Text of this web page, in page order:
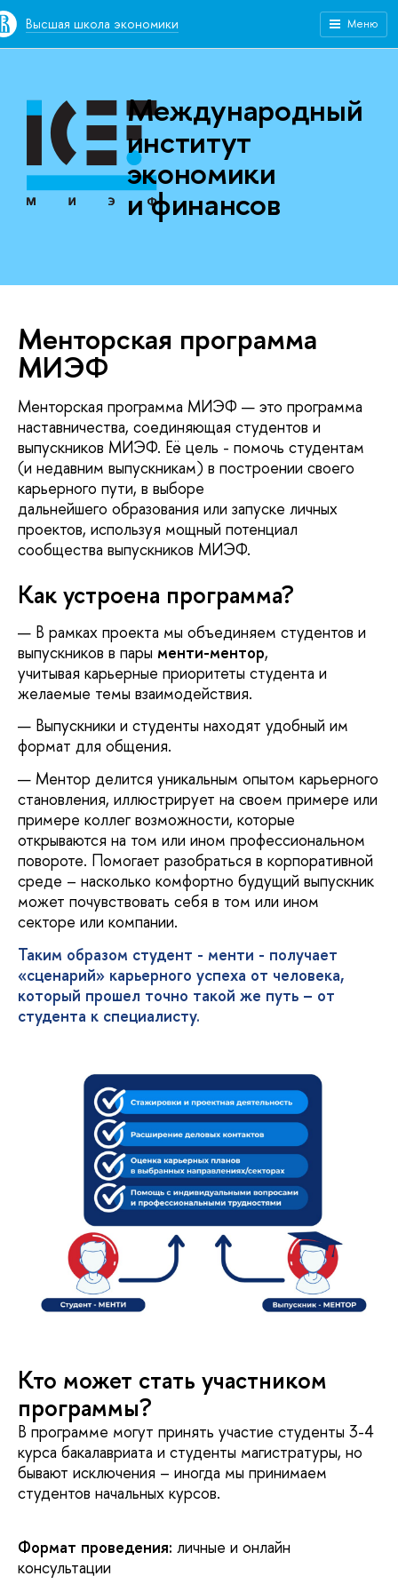
Высшая школа экономики Меню
Международный
институт
экономики
и финансов
Менторская программа
МИЭФ
Менторская программа МИЭФ — это программа
наставничества, соединяющая студентов и
выпускников МИЭФ. Её цель - помочь студентам
(и недавним выпускникам) в построении своего
карьерного пути, в выборе
дальнейшего образования или запуске личных
проектов, используя мощный потенциал
сообщества выпускников МИЭФ.
Как устроена программа?
В рамках проекта мы объединяем студентов и
выпускников в пары менти-ментор,
учитывая карьерные приоритеты студента и
желаемые темы взаимодействия.
Выпускники и студенты находят удобный им
формат для общения.
Ментор делится уникальным опытом карьерного
становления, иллюстрирует на своем примере или
примере коллег возможности, которые
открываются на том или ином профессиональном
повороте. Помогает разобраться в корпоративной
среде – насколько комфортно будущий выпускник
может почувствовать себя в том или ином
секторе или компании.
Таким образом студент - менти - получает
«сценарий» карьерного успеха от человека,
который прошел точно такой же путь – от
студента к специалисту.
Кто может стать участником
программы?
В программе могут принять участие студенты 3-4
курса бакалавриата и студенты магистратуры, но
бывают исключения – иногда мы принимаем
студентов начальных курсов.
Формат проведения: личные и онлайн
консультации